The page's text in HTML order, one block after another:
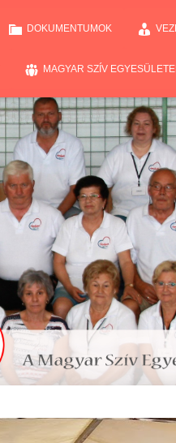
DOKUMENTUMOK
MAGYAR SZÍV